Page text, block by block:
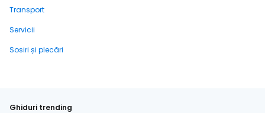
Transport
Servicii
Sosiri și plecări
Ghiduri trending